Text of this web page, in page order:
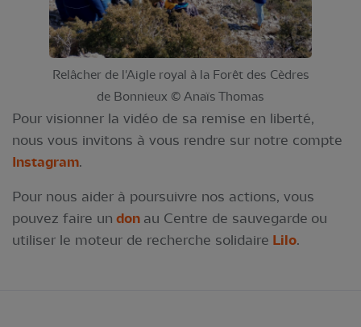
Relâcher de l'Aigle royal à la Forêt des Cèdres
de Bonnieux © Anaïs Thomas
Pour visionner la vidéo de sa remise en liberté,
nous vous invitons à vous rendre sur notre compte
Instagram.
Pour nous aider à poursuivre nos actions, vous
pouvez faire un don au Centre de sauvegarde ou
utiliser le moteur de recherche solidaire Lilo.